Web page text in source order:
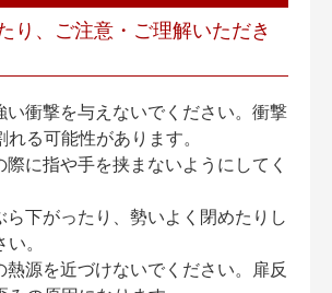
り、ご注意・ご理解いただき
衝撃を与えないでください。衝撃
る可能性があります。
に指や手を挟まないようにしてく
下がったり、勢いよく閉めたりし
。
源を近づけないでください。扉反